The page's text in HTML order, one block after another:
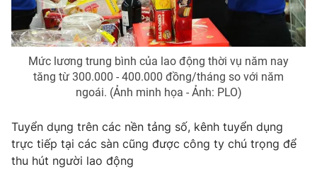
VTV Money VTV Thể thao
VTV Sức khoẻ Bất động sản
Thị trường 24h Tấm lòng Việt
VTV4 Vươn mình bằng AI
Mức lương trung bình của lao động thời vụ năm nay
tăng từ 300.000 - 400.000 đồng/tháng so với năm
ngoái. (Ảnh minh họa - Ảnh: PLO)
Tuyển dụng trên các nền tảng số, kênh tuyển dụng
trực tiếp tại các sàn cũng được công ty chú trọng để
thu hút người lao động